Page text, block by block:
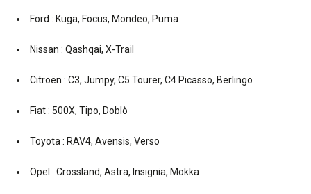
Ford : Kuga, Focus, Mondeo, Puma
Nissan : Qashqai, X-Trail
Citroën : C3, Jumpy, C5 Tourer, C4 Picasso, Berlingo
Fiat : 500X, Tipo, Doblò
Toyota : RAV4, Avensis, Verso
Opel : Crossland, Astra, Insignia, Mokka